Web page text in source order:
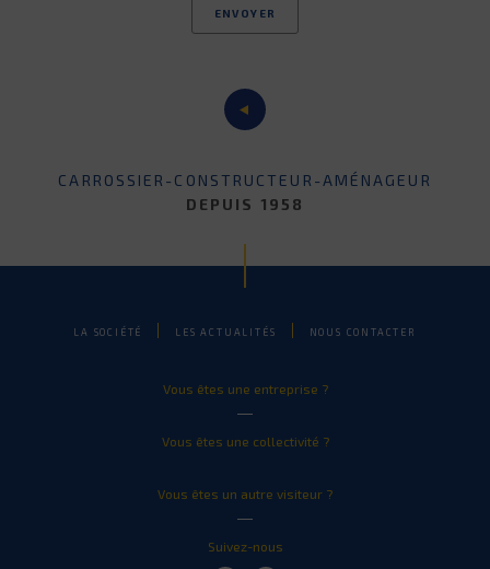
CARROSSIER-CONSTRUCTEUR-AMÉNAGEUR
DEPUIS 1958
LA SOCIÉTÉ LES ACTUALITÉS NOUS CONTACTER
Vous êtes une entreprise ?
Vous êtes une collectivité ?
Vous êtes un autre visiteur ?
Suivez-nous